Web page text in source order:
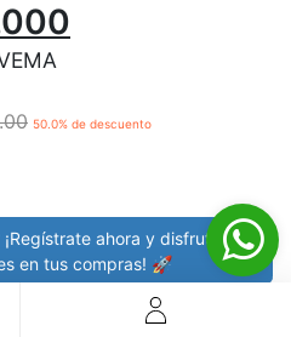
50.0% de descuento
ahora y disfruta de
en tus compras! 🚀